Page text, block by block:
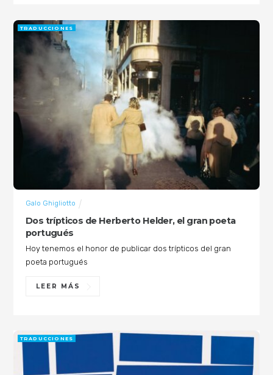
Dos trípticos de Herberto Helder, el gran poeta
portugués
Galo Ghigliotto
TRADUCCIONES
Hoy tenemos el honor de publicar dos trípticos del gran
poeta portugués
LEER MÁS
TRADUCCIONES